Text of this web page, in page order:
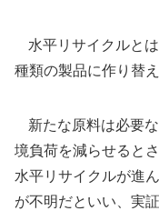
水平リサイクルと
種類の製品に作り替え
新たな原料は必要
境負荷を減らせると
水平リサイクルが進
が不明だといい、実